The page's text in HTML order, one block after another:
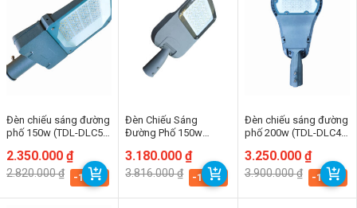
Đèn chiếu sáng đường
phố 150w (TDL-DLC5)
2.820.000₫
Giá
gốc
là:
2.350.000 ₫
Giá
hiện
tại
2.350.000 ₫.
-16.7%
Đèn Chiếu Sáng
Đường Phố 150w
3.816.000₫
Giá
gốc
là:
3.180.000₫
Giá
hiện
tại
3.180.000 ₫.
-16.7%
Đèn chiếu sáng đường
phố 200w (TDL-DLC4)
3.900.000₫
Giá
gốc
là:
3.250.000 ₫
Giá
hiện
tại
3.250.000 ₫.
-16.7%